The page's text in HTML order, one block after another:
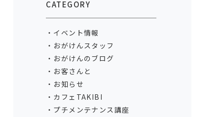
CATEGORY
イベント情報
おがけんスタッフ
おがけんのブログ
お客さんと
お知らせ
カフェTAKIBI
プチメンテナンス講座